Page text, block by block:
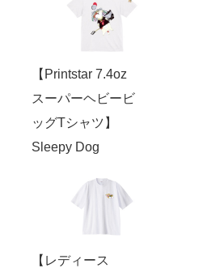
【Printstar 7.4oz
スーパーヘビービ
ッグTシャツ】
Sleepy Dog
【レディース